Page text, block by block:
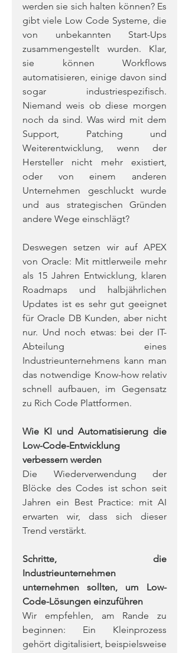
werden sie sich halten können? Es
gibt viele Low Code Systeme, die
von unbekannten Start-Ups
zusammengestellt wurden. Klar,
sie können Workflows
automatisieren, einige davon sind
sogar industriespezifisch.
Niemand weis ob diese morgen
noch da sind. Was wird mit dem
Support, Patching und
Weiterentwicklung, wenn der
Hersteller nicht mehr existiert,
oder von einem anderen
Unternehmen geschluckt wurde
und aus strategischen Gründen
andere Wege einschlägt?
Deswegen setzen wir auf APEX
von Oracle: Mit mittlerweile mehr
als 15 Jahren Entwicklung, klaren
Roadmaps und halbjährlichen
Updates ist es sehr gut geeignet
für Oracle DB Kunden, aber nicht
nur. Und noch etwas: bei der IT-
Abteilung eines
Industrieunternehmens kann man
das notwendige Know-how relativ
schnell aufbauen, im Gegensatz
zu Rich Code Plattformen.
Wie KI und Automatisierung die
Low-Code-Entwicklung
verbessern werden
Die Wiederverwendung der
Blöcke des Codes ist schon seit
Jahren ein Best Practice: mit AI
erwarten wir, dass sich dieser
Trend verstärkt.
Schritte, die
Industrieunternehmen
unternehmen sollten, um Low-
Code-Lösungen einzuführen
Wir empfehlen, am Rande zu
beginnen: Ein Kleinprozess
gehört digitalisiert, beispielsweise